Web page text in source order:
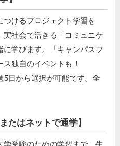
けるプロジェクト学習を
実社会で活きる「コミュニケ
学びます。「キャンパスフ
独自のイベントも！
5日から選択が可能です。全
たはネットで通学】
受験のための学習まで、生